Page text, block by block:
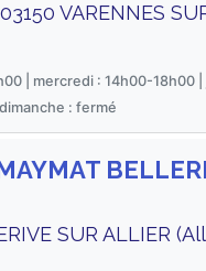
VARENNES
| mercredi : 14h00-18h00
: fermé
SUR ALLIER